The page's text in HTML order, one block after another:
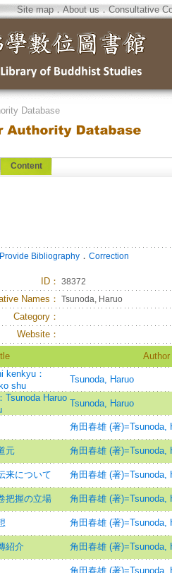
Site map．About us．Consultative
Database
Content
Provide Bibliography ． Correction
ID ： 38372
Names： Tsunoda, Haruo
Category：
Website：
Author
kenkyu：
shu
Tsunoda, Haruo
Tsunoda Haruo
Tsunoda, Haruo
角田春雄 (著)=Tsunoda,
元 角田春雄 (著)=Tsunoda,
来について 角田春雄 (著)=Tsunoda,
把握の立場 角田春雄 (著)=Tsunoda,
角田春雄 (著)=Tsunoda,
紹介 角田春雄 (著)=Tsunoda,
角田春雄 (著)=Tsunoda,